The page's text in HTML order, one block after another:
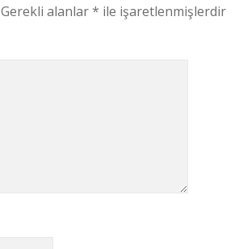
Gerekli alanlar* ile işaretlenmişlerdir